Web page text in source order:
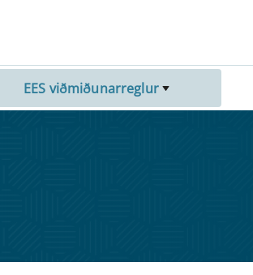
EES viðmiðunarreglur